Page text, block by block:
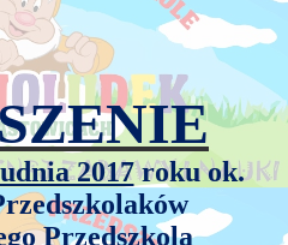
2017roku ok.
Przedszkola